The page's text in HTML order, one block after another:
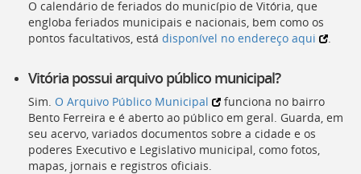
O calendário de feriados do município de Vitória, que
engloba feriados municipais e nacionais, bem como os
pontos facultativos, está disponível no endereço aqui
Vitória possui arquivo público municipal?
Sim. O Arquivo Público Municipal
funciona no bairro
Bento Ferreira e é aberto ao público em geral. Guarda, em
seu acervo, variados documentos sobre a cidade e os
poderes Executivo e Legislativo municipal, como fotos,
mapas, jornais e registros oficiais.